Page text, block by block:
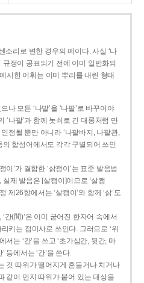
소리로 변한 경우의 예이다. 사실 ‘나
규정이 공표되기 전에 이미 일반화되
시한 어휘는 이미 뿌리를 내린 형태
나 모든 ‘나발’을 ‘나팔’로 바꾸어야
‘나팔’과 함께 놋쇠로 긴 대롱처럼 만
정될 뿐만 아니라 ‘나팔바지, 나팔관,
의 합성어에서도 각각 구별되어 쓰인
이’가 결합한 ‘삵괭이’는 표준 발음법
제 발음은 [살쾡이]이므로 ‘살쾡
제26항에서는 ‘살쾡이’와 함께 ‘삵’도
간(間)’은 이미 굳어진 한자어 속에서
키는 접미사로 쓰인다. 그러므로 ‘위
서는 ‘칸’을 쓰고 ‘초가삼간, 뒷간, 마
등에서는 ‘간’을 쓴다.
것 따위가 떨어지게 흔들거나 치거나
같이 먼지 따위가 붙어 있는 대상을